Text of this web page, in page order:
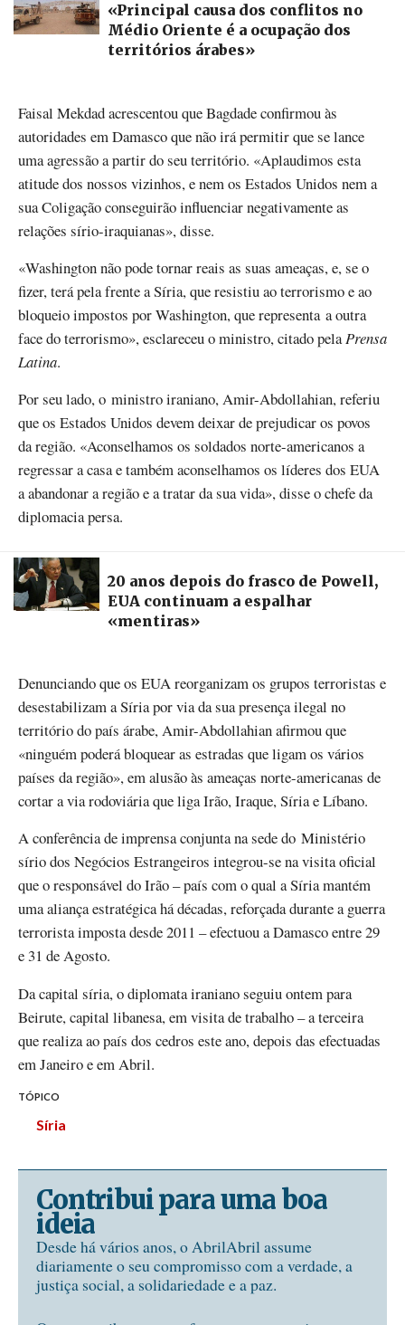
«Principal causa dos conflitos no
Médio Oriente é a ocupação dos
territórios árabes»
Faisal Mekdad acrescentou que Bagdade confirmou às
autoridades em Damasco que não irá permitir que se lance
uma agressão a partir do seu território. «Aplaudimos esta
atitude dos nossos vizinhos, e nem os Estados Unidos nem a
sua Coligação conseguirão influenciar negativamente as
relações sírio-iraquianas», disse.
«Washington não pode tornar reais as suas ameaças, e, se o
fizer, terá pela frente a Síria, que resistiu ao terrorismo e ao
bloqueio impostos por Washington, que representa a outra
face do terrorismo», esclareceu o ministro, citado pelaPrensa
Latina.
Por seu lado, o ministro iraniano, Amir-Abdollahian, referiu
que os Estados Unidos devem deixar de prejudicar os povos
da região. «Aconselhamos os soldados norte-americanos a
regressar a casa e também aconselhamos os líderes dos EUA
a abandonar a região e a tratar da sua vida», disse o chefe da
diplomacia persa.
20 anos depois do frasco de Powell,
EUA continuam a espalhar
«mentiras»
Denunciando que os EUA reorganizam os grupos terroristas e
desestabilizam a Síria por via da sua presença ilegal no
território do país árabe, Amir-Abdollahian afirmou que
«ninguém poderá bloquear as estradas que ligam os vários
países da região», em alusão às ameaças norte-americanas de
cortar a via rodoviária que liga Irão, Iraque, Síria e Líbano.
A conferência de imprensa conjunta na sede do Ministério
sírio dos Negócios Estrangeiros integrou-se na visita oficial
que o responsável do Irão – país com o qual a Síria mantém
uma aliança estratégica há décadas, reforçada durante a guerra
terrorista imposta desde 2011 – efectuou a Damasco entre 29
e 31 de Agosto.
Da capital síria, o diplomata iraniano seguiu ontem para
Beirute, capital libanesa, em visita de trabalho – a terceira
que realiza ao país dos cedros este ano, depois das efectuadas
em Janeiro e em Abril.
TÓPICO
Síria
Contribui para uma boa
ideia
Desde há vários anos, o AbrilAbril assume
diariamente o seu compromisso com a verdade, a
justiça social, a solidariedade e a paz.